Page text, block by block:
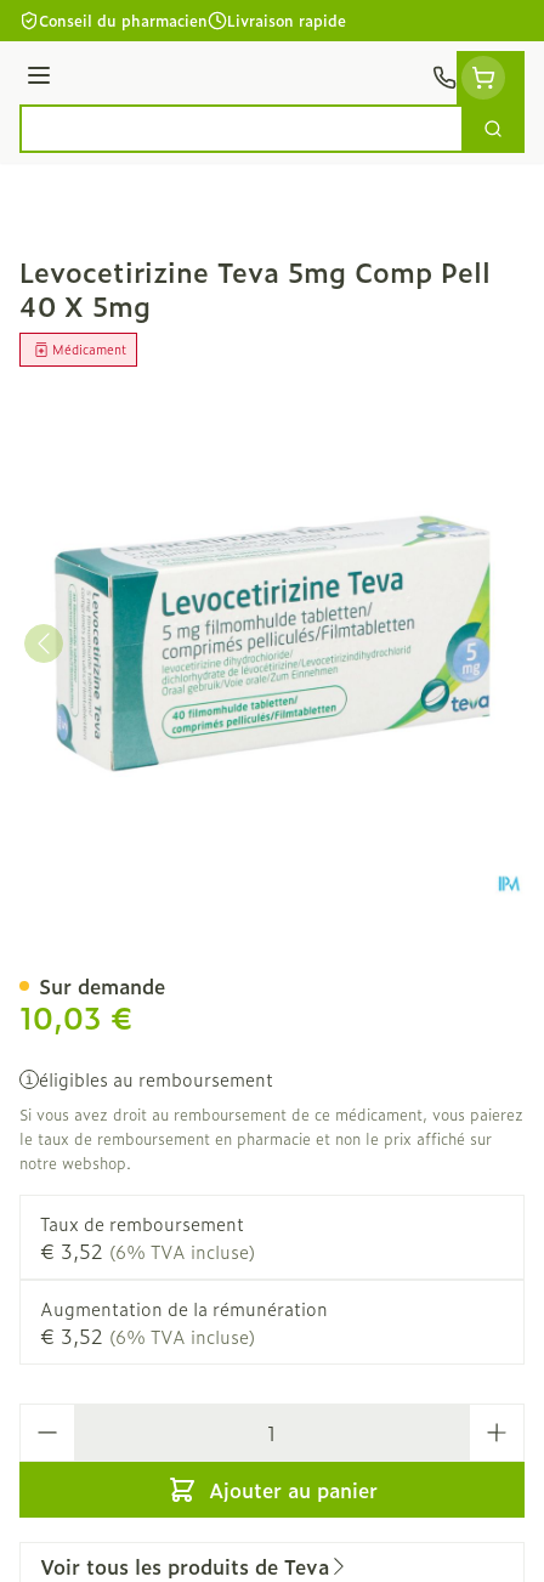
Aller au contenu
Conseil du pharmacien Livraison rapide
Menu
Levocetirizine Teva 5mg Comp Pell
40 X 5mg
Médicament
10,03 €
éligibles au remboursement
Si vous avez droit au remboursement de ce médicament, vous paierez
le taux de remboursement en pharmacie et non le prix affiché sur
notre webshop.
Taux de remboursement
€ 3,52 (6% TVA incluse)
Augmentation de la rémunération
€ 3,52 (6% TVA incluse)
Ajouter au panier
Sur demande
Voir tous les produits de Teva